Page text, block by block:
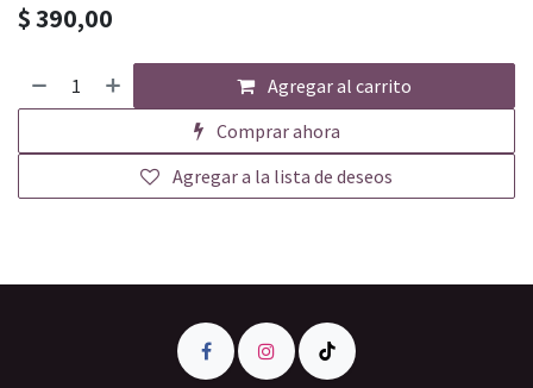
$390,00
Agregar al carrito
Comprar ahora
Agregar a la lista de deseos